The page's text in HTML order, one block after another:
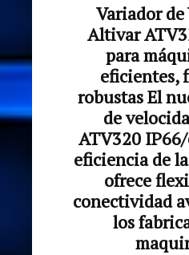
Variador
Altivar
para
eficientes,
robustas El
de
ATV320
eficiencia de
ofrece
conectividad
los